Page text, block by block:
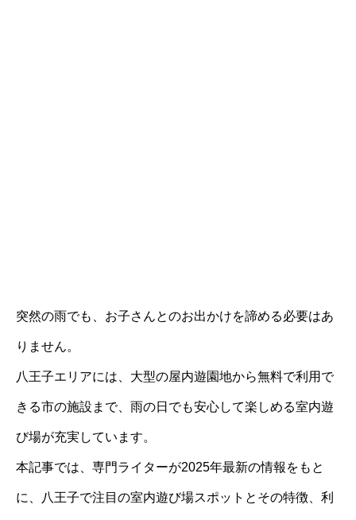
突然の雨でも、お子さんとのお出かけを諦める必要はあ
りません。
八王子エリアには、大型の屋内遊園地から無料で利用で
きる市の施設まで、雨の日でも安心して楽しめる室内遊
び場が充実しています。
本記事では、専門ライターが2025年最新の情報をもと
に、八王子で注目の室内遊び場スポットとその特徴、利